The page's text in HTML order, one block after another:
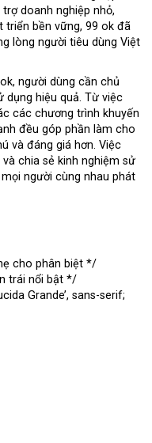
doanh nghiệp nhỏ,
triển bền vững, 99 ok đã
lòng người tiêu dùng Việt
người dùng cần chủ
dụng hiệu quả. Từ việc
các chương trình khuyến
đều góp phần làm cho
và đáng giá hơn. Việc
chia sẻ kinh nghiệm sử
người cùng nhau phát
cho phân biệt */
trái nổi bật */
Grande’, sans-serif;